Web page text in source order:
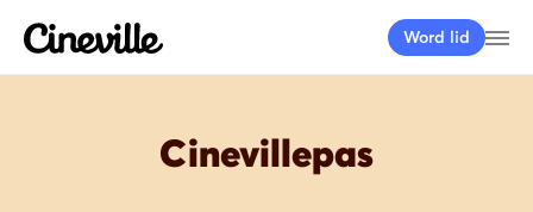
Cineville Logo
Word lid
Cinevillepas